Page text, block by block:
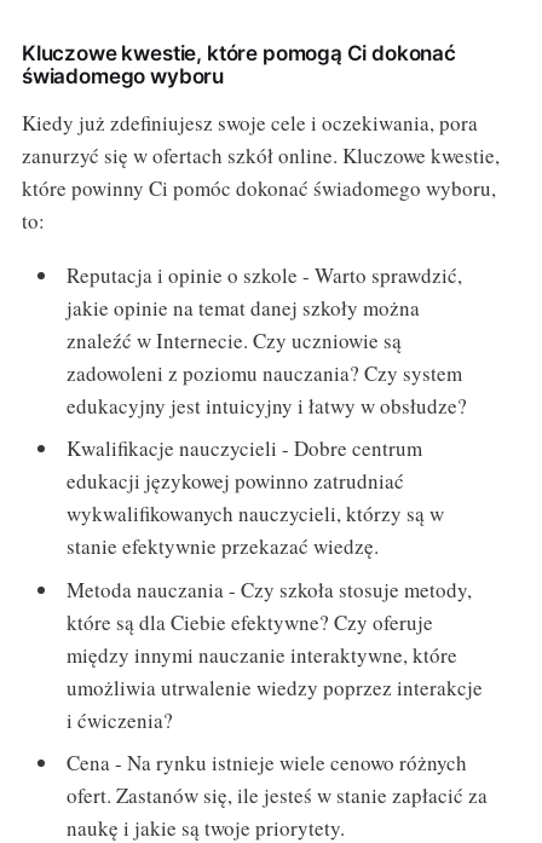
Kluczowe kwestie, które pomogą Ci dokonać
świadomego wyboru
Kiedy już zdefiniujesz swoje cele i oczekiwania, pora
zanurzyć się w ofertach szkół online. Kluczowe kwestie,
które powinny Ci pomóc dokonać świadomego wyboru,
to:
Reputacja i opinie o szkole - Warto sprawdzić,
jakie opinie na temat danej szkoły można
znaleźć w Internecie. Czy uczniowie są
zadowoleni z poziomu nauczania? Czy system
edukacyjny jest intuicyjny i łatwy w obsłudze?
Kwalifikacje nauczycieli - Dobre centrum
edukacji językowej powinno zatrudniać
wykwalifikowanych nauczycieli, którzy są w
stanie efektywnie przekazać wiedzę.
Metoda nauczania - Czy szkoła stosuje metody,
które są dla Ciebie efektywne? Czy oferuje
między innymi nauczanie interaktywne, które
umożliwia utrwalenie wiedzy poprzez interakcje
i ćwiczenia?
Cena - Na rynku istnieje wiele cenowo różnych
ofert. Zastanów się, ile jesteś w stanie zapłacić za
naukę i jakie są twoje priorytety.